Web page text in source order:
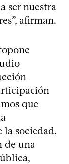
ser nuestra
afirman.
que
la sociedad.
de una